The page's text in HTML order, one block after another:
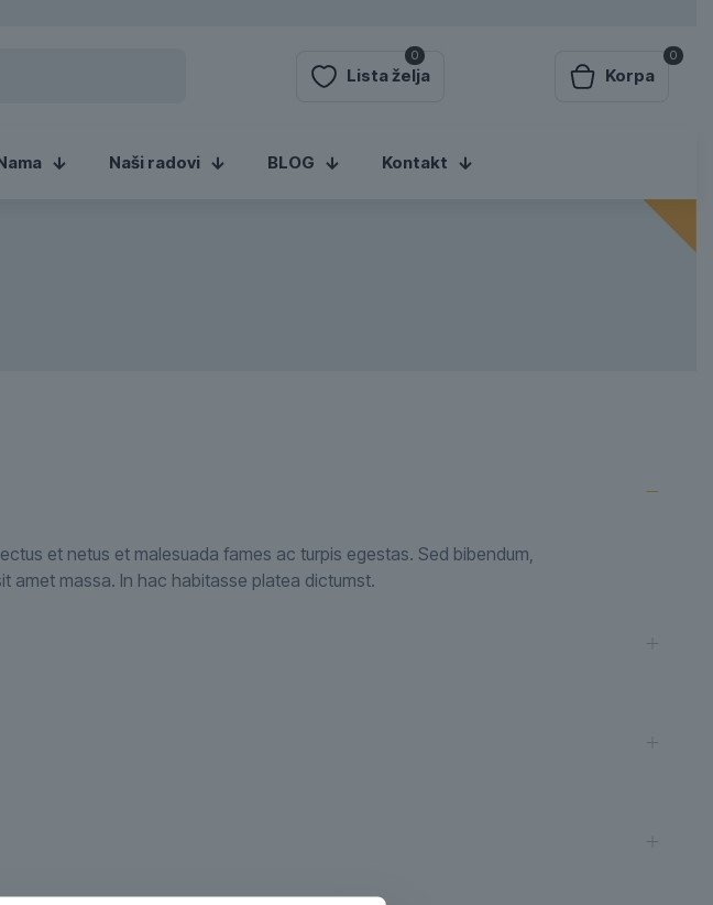
0
Lista želja
0
Korpa
Naši radovi BLOG Kontakt
et netus et malesuada fames ac turpis egestas. Sed bibendum,
amet massa. In hac habitasse platea dictumst.